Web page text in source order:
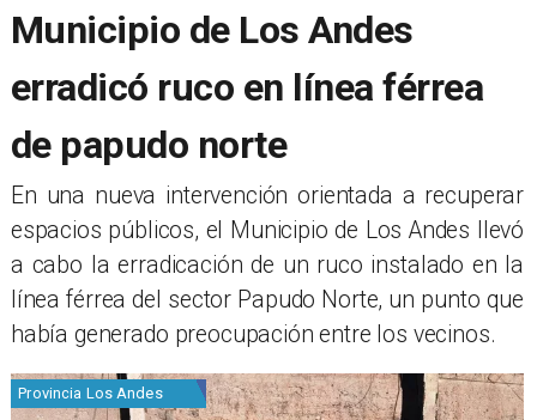
Municipio de Los Andes
erradicó ruco en línea férrea
de papudo norte
​En una nueva intervención orientada a recuperar
espacios públicos, el Municipio de Los Andes llevó
a cabo la erradicación de un ruco instalado en la
línea férrea del sector Papudo Norte, un punto que
había generado preocupación entre los vecinos.
Provincia Los Andes